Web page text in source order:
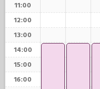
11:00
12:00
13:00
14:00
15:00
16:00